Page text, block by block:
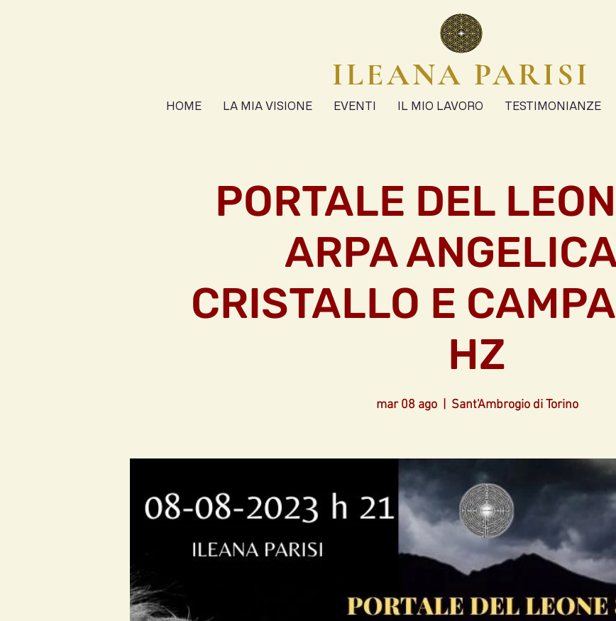
ILEANA PARISI
HOME LA MIA VISIONE EVENTI IL MIO LAVORO TESTIMONIANZE
PORTALE DEL
ARPA
CRISTALLO E
HZ
mar 08 ago
  |
Sant'Ambrogio di Torino